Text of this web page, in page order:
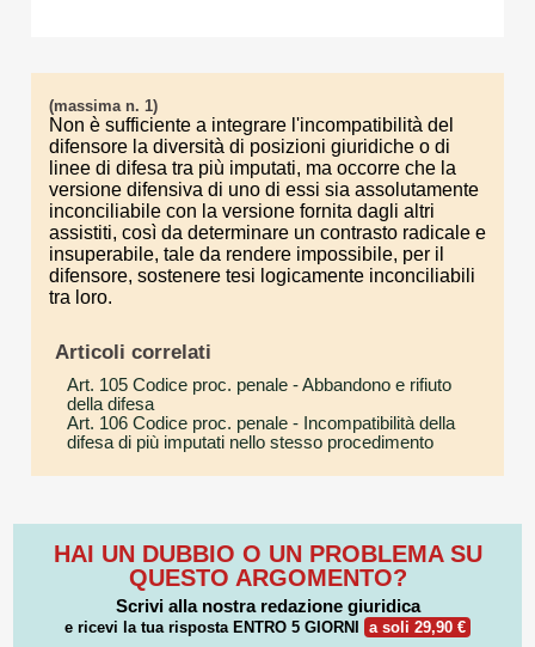
(massima n. 1)
Non è sufficiente a integrare l'incompatibilità del
difensore la diversità di posizioni giuridiche o di
linee di difesa tra più imputati, ma occorre che la
versione difensiva di uno di essi sia assolutamente
inconciliabile con la versione fornita dagli altri
assistiti, così da determinare un contrasto radicale e
insuperabile, tale da rendere impossibile, per il
difensore, sostenere tesi logicamente inconciliabili
tra loro.
Articoli correlati
Art. 105 Codice proc. penale - Abbandono e rifiuto
della difesa
Art. 106 Codice proc. penale - Incompatibilità della
difesa di più imputati nello stesso procedimento
HAI UN DUBBIO O UN PROBLEMA SU
QUESTO ARGOMENTO?
Scrivi alla nostra redazione giuridica
e ricevi la tua risposta ENTRO 5 GIORNI a soli 29,90 €